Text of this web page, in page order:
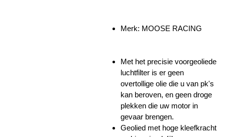
Merk: MOOSE RACING
Met het precisie voorgeoliede
luchtfilter is er geen
overtollige olie die u van pk's
kan beroven, en geen droge
plekken die uw motor in
gevaar brengen.
Geolied met hoge kleefkracht